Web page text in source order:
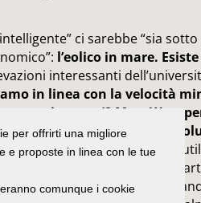
ci sarebbe “sia sotto
l’eolico in mare.
interessanti
in linea con la velocità
consistenza (2 MegaWatt
contenute il progetto è
impianti della Germania si
di vento. E non a caso
insieme a tedeschi,
per offrirti una migliore
e proposte in linea con le tue
comunque i cookie